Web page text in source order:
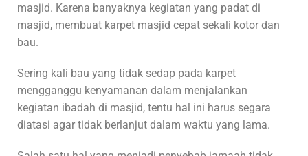
masjid. Karena banyaknya kegiatan yang padat di
masjid, membuat karpet masjid cepat sekali kotor dan
bau.
Sering kali bau yang tidak sedap pada karpet
mengganggu kenyamanan dalam menjalankan
kegiatan ibadah di masjid, tentu hal ini harus segara
diatasi agar tidak berlanjut dalam waktu yang lama.